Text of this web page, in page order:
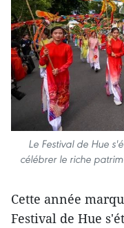
Le Festival de Hue
célébrer le riche
Cette année
Festival de Hue